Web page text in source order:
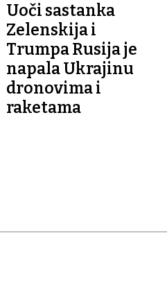
Uoči sastanka
Zelenskija i
Trumpa Rusija je
napala Ukrajinu
dronovima i
raketama